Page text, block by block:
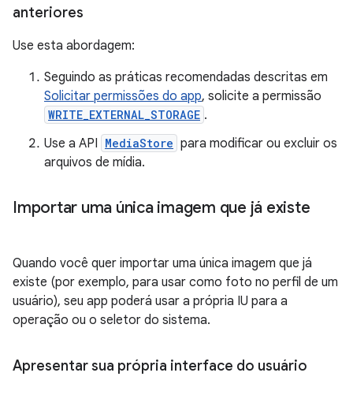
anteriores
Use esta abordagem:
Seguindo as práticas recomendadas descritas em
Solicitar permissões do app, solicite a permissão
WRITE_EXTERNAL_STORAGE .
Use a API MediaStore para modificar ou excluir os
arquivos de mídia.
Importar uma única imagem que já existe
Quando você quer importar uma única imagem que já
existe (por exemplo, para usar como foto no perfil de um
usuário), seu app poderá usar a própria IU para a
operação ou o seletor do sistema.
Apresentar sua própria interface do usuário